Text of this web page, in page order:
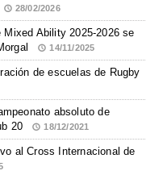
28/02/2026
Mixed Ability 2025-2026 se
14/11/2025
de escuelas de Rugby
absoluto de
20
18/12/2021
al Cross Internacional de